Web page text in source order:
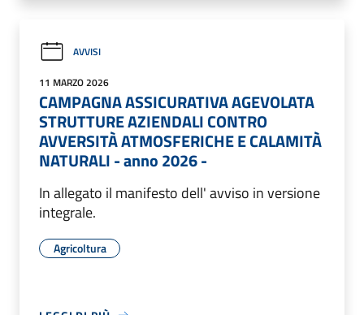
AVVISI
11 MARZO 2026
CAMPAGNA ASSICURATIVA AGEVOLATA
STRUTTURE AZIENDALI CONTRO
AVVERSITÀ ATMOSFERICHE E CALAMITÀ
NATURALI - anno 2026 -
In allegato il manifesto dell' avviso in versione
integrale.
Agricoltura